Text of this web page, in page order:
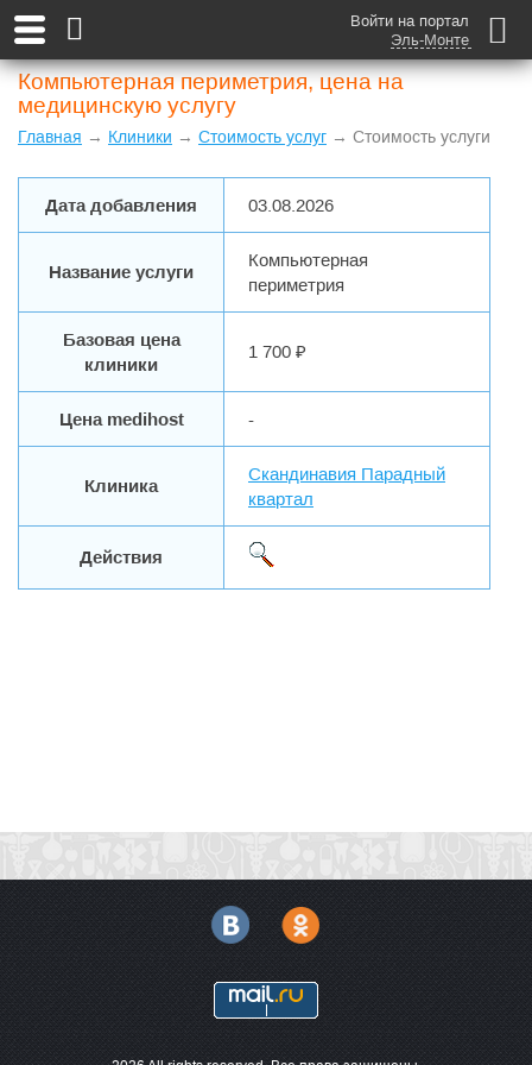
Войти на портал
Эль-Монте
Компьютерная периметрия, цена на
медицинскую услугу
Главная → Клиники → Стоимость услуг → Стоимость услуги
Дата добавления 03.08.2026
Название услуги
Компьютерная
периметрия
Базовая цена
клиники
1 700 ₽
Цена medihost -
Клиника
Скандинавия Парадный
квартал
Действия